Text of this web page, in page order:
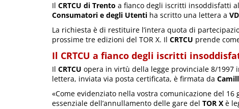
Il CRTCU di Trento a fianco degli iscritti insoddisfatti al
Consumatori e degli Utenti ha scritto una lettera a
La richiesta è di restituire l’intera quota di
prossime tre edizioni del TOR X. Il CRTCU prende
Il CRTCU a fianco degli iscritti
Il CRTCU opera in virtù della legge provinciale 8/1997
lettera, inviata via posta certificata, è firmata da
«Come evidenziato nella vostra comunicazione del
essenziale dell’annullamento delle gare del TOR X è